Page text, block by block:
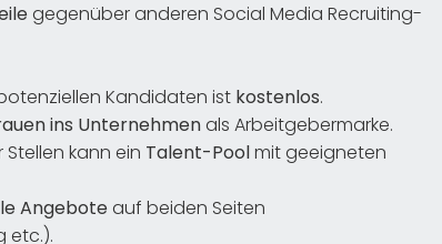
gegenüber anderen Social Media Recruiting-
Kandidaten ist kostenlos.
ins Unternehmenals Arbeitgebermarke.
kann ein Talent-Poolmit geeigneten
Angeboteauf beiden Seiten
etc.).